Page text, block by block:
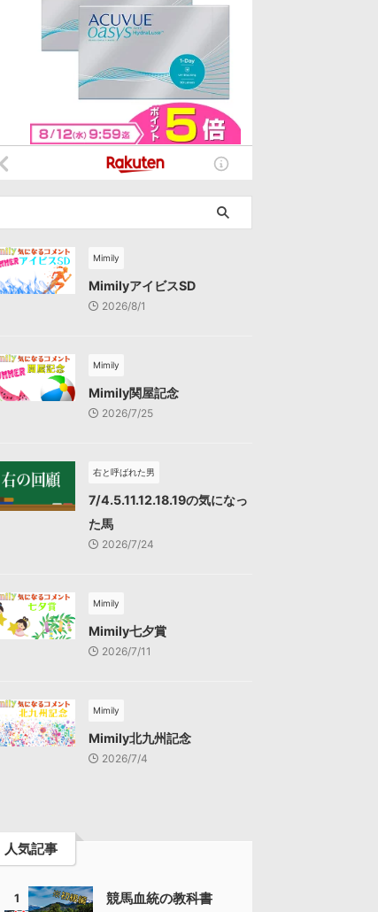
Mimily
MimilyアイビスSD
2026/8/1
Mimily
Mimily関屋記念
2026/7/25
右と呼ばれた男
7/4.5.11.12.18.19の気になっ
た馬
2026/7/24
Mimily
Mimily七夕賞
2026/7/11
Mimily
Mimily北九州記念
2026/7/4
人気記事
1
競馬血統の教科書